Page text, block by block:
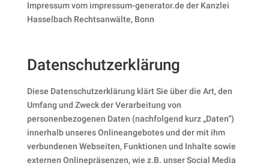
Impressum vom impressum-generator.de der Kanzlei
Hasselbach Rechtsanwälte, Bonn
Datenschutzerklärung
Diese Datenschutzerklärung klärt Sie über die Art, den
Umfang und Zweck der Verarbeitung von
personenbezogenen Daten (nachfolgend kurz „Daten“)
innerhalb unseres Onlineangebotes und der mit ihm
verbundenen Webseiten, Funktionen und Inhalte sowie
externen Onlinepräsenzen, wie z.B. unser Social Media